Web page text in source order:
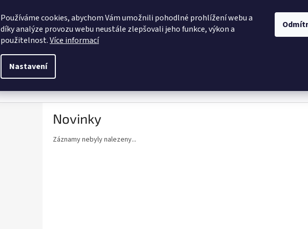
Používáme cookies, abychom Vám umožnili pohodlné prohlížení webu a
díky analýze provozu webu neustále zlepšovali jeho funkce, výkon a
použitelnost.Více informací
Nastavení
Betynka - žinylka
Novinky
Záznamy nebyly nalezeny...